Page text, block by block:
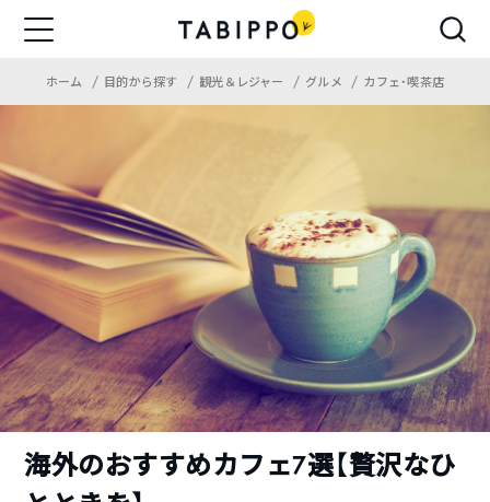
ホーム 目的から探す 観光＆レジャー グルメ カフェ・喫茶店
海外のおすすめカフェ7選【贅沢なひ